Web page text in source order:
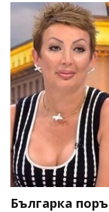
Българка